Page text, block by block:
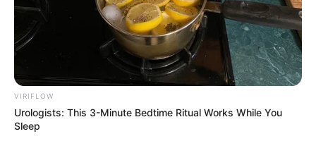
VIRIFLOW
Urologists: This 3-Minute Bedtime Ritual Works While You
Sleep